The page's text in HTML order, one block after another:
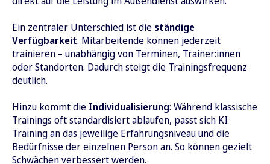
Ein zentraler Unterschied ist die ständige
Verfügbarkeit. Mitarbeitende können jederzeit
trainieren – unabhängig von Terminen, Trainer:innen
oder Standorten. Dadurch steigt die Trainingsfrequenz
deutlich.
Hinzu kommt die Individualisierung: Während klassische
Trainings oft standardisiert ablaufen, passt sich KI
Training an das jeweilige Erfahrungsniveau und die
Bedürfnisse der einzelnen Person an. So können gezielt
Schwächen verbessert werden.